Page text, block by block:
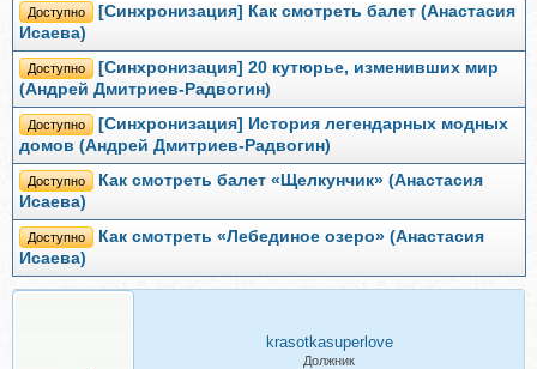
Доступно
[Синхронизация] Как смотреть балет (Анастасия
Исаева)
Доступно
[Синхронизация] 20 кутюрье, изменивших мир
(Андрей Дмитриев-Радвогин)
Доступно
[Синхронизация] История легендарных модных
домов (Андрей Дмитриев-Радвогин)
Доступно
Как смотреть балет «Щелкунчик» (Анастасия
Исаева)
Доступно
Как смотреть «Лебединое озеро» (Анастасия
Исаева)
krasotkasuperlove
Должник